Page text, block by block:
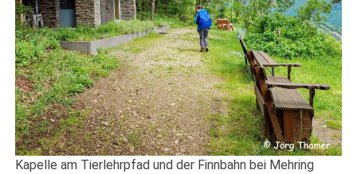
Kapelle am Tierlehrpfad und der Finnbahn bei Mehring